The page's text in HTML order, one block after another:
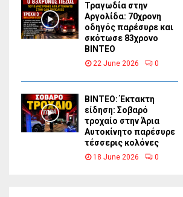
Τραγωδία στην
Αργολίδα: 70χρονη
οδηγός παρέσυρε και
σκότωσε 83χρονο
ΒΙΝΤΕΟ
22 June 2026 0
ΒΙΝΤΕΟ: Έκτακτη
είδηση: Σοβαρό
τροχαίο στην Άρια
Αυτοκίνητο παρέσυρε
τέσσερις κολόνες
18 June 2026 0